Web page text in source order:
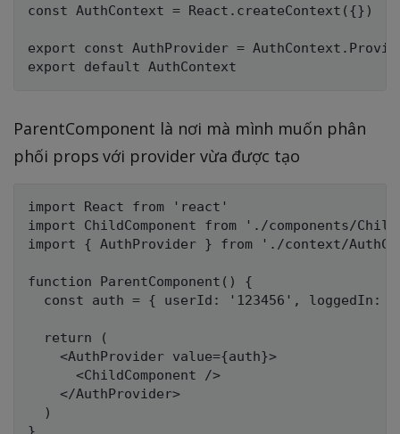
const AuthContext = React.createContext({})
export const AuthProvider =
ParentComponent là nơi mà mình muốn phân
phối props với provider vừa được tạo
import React from 'react'
import ChildComponent from './components/
import { AuthProvider } from './context/
function ParentComponent() {
const auth = { userId: '123456', loggedIn:
  return (
    <AuthProvider value={auth}>
      <ChildComponent />
    </AuthProvider>
  )